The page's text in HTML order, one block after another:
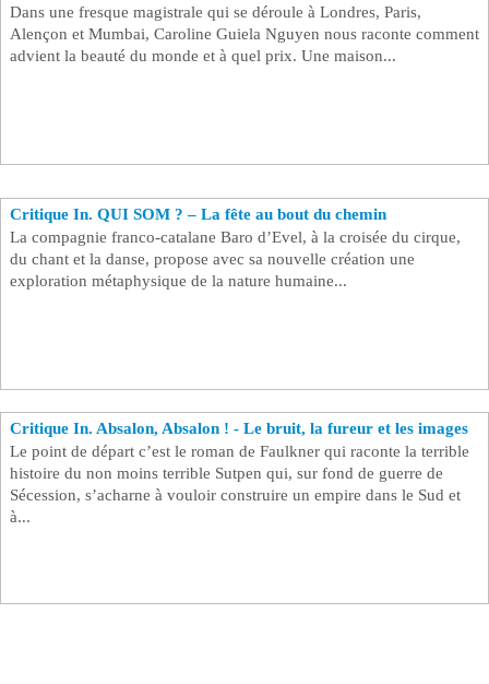
Dans une fresque magistrale qui se déroule à Londres, Paris,
Alençon et Mumbai, Caroline Guiela Nguyen nous raconte comment
advient la beauté du monde et à quel prix. Une maison...
Critique In. QUI SOM ? – La fête au bout du chemin
La compagnie franco-catalane Baro d’Evel, à la croisée du cirque,
du chant et la danse, propose avec sa nouvelle création une
exploration métaphysique de la nature humaine...
Critique In. Absalon, Absalon ! - Le bruit, la fureur et les images
Le point de départ c’est le roman de Faulkner qui raconte la terrible
histoire du non moins terrible Sutpen qui, sur fond de guerre de
Sécession, s’acharne à vouloir construire un empire dans le Sud et
à...